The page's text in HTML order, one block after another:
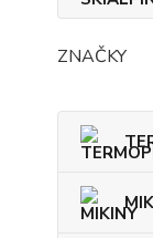
ZNAČKY